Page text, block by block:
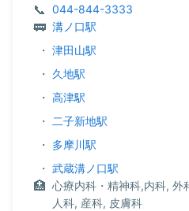
044-844-3333
溝ノ口駅
・ 津田山駅
・ 久地駅
・ 高津駅
・
二子新地駅
・ 多摩川駅
・ 武蔵溝ノ口駅
心療内科・精神科,内科, 外
人科, 産科, 皮膚科